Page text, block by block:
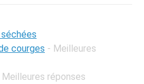
courges - Meilleures
Meilleures réponses